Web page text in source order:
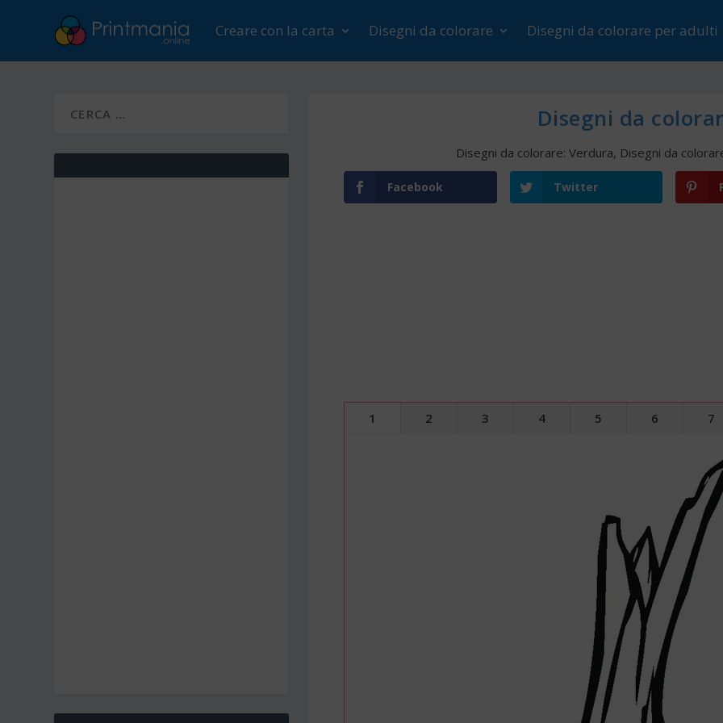
Creare con la carta Disegni da colorare Disegni da colorare per adulti
Disegni da
Disegni da colorare: Verdura, Disegni da
Facebook Twitter
1 2 3 4 5 6 7